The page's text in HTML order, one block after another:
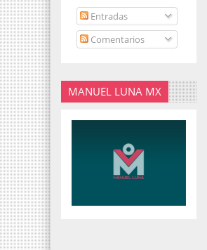
Entradas
Comentarios
MANUEL LUNA MX